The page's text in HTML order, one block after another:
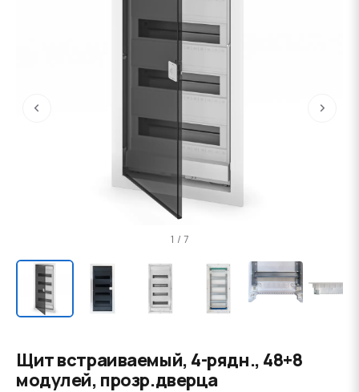
‹ ›
1 / 7
Щит встраиваемый, 4-рядн., 48+8
модулей, прозр.дверца